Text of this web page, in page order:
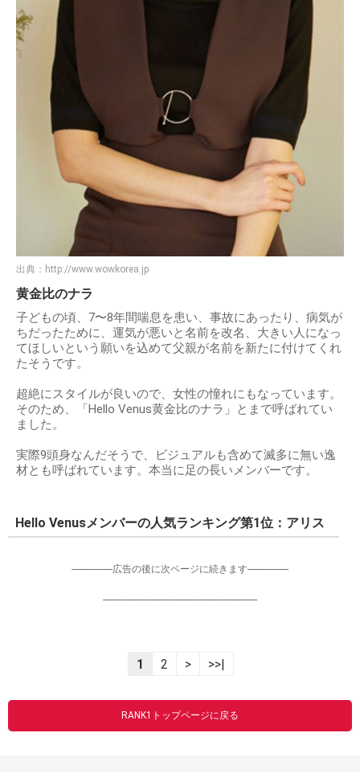
出典： http://www.wowkorea.jp
黄金比のナラ
子どもの頃、7〜8年間喘息を患い、事故にあったり、病気が
ちだったために、運気が悪いと名前を改名、大きい人になっ
てほしいという願いを込めて父親が名前を新たに付けてくれ
たそうです。
超絶にスタイルが良いので、女性の憧れにもなっています。
そのため、「Hello Venus黄金比のナラ」とまで呼ばれてい
ました。
実際9頭身なんだそうで、ビジュアルも含めて滅多に無い逸
材とも呼ばれています。本当に足の長いメンバーです。
Hello Venusメンバーの人気ランキング第1位：アリス
-----------------広告の後に次ページに続きます-----------------
----------------------------------------------------------------
1 2 > >>|
RANK1トップページに戻る